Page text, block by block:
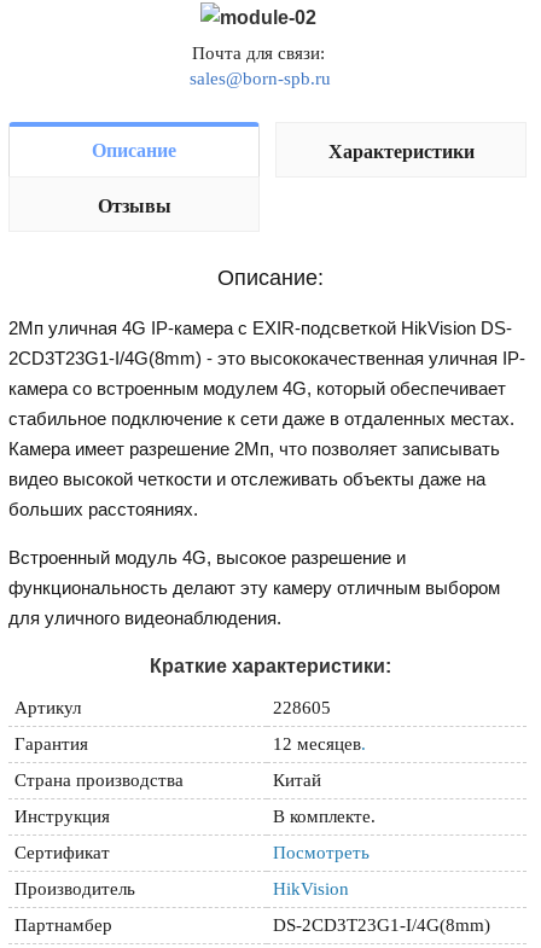
Почта для связи:
sales@born-spb.ru
Описание Характеристики
Отзывы
Описание:
2Мп уличная 4G IP-камера с EXIR-подсветкой HikVision DS-
2CD3T23G1-I/4G(8mm) - это высококачественная уличная IP-
камера со встроенным модулем 4G, который обеспечивает
стабильное подключение к сети даже в отдаленных местах.
Камера имеет разрешение 2Мп, что позволяет записывать
видео высокой четкости и отслеживать объекты даже на
больших расстояниях.
Встроенный модуль 4G, высокое разрешение и
функциональность делают эту камеру отличным выбором
для уличного видеонаблюдения.
Краткие характеристики:
Артикул
228605
Гарантия
12 месяцев.
Страна производства
Китай
Инструкция
В комплекте.
Сертификат
Посмотреть
Производитель
HikVision
Партнамбер
DS-2CD3T23G1-I/4G(8mm)